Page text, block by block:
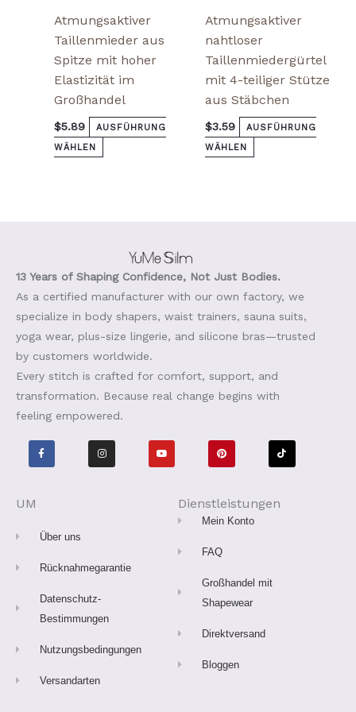
Atmungsaktiver
Taillenmieder aus
Spitze mit hoher
Elastizität im
Großhandel
$5.89
AUSFÜHRUNG
WÄHLEN
Atmungsaktiver
nahtloser
Taillenmiedergürtel
mit 4-teiliger Stütze
aus Stäbchen
$3.59
AUSFÜHRUNG
WÄHLEN
13 Years of Shaping Confidence, Not Just Bodies.
As a certified manufacturer with our own factory, we
specialize in body shapers, waist trainers, sauna suits,
yoga wear, plus-size lingerie, and silicone bras—trusted
by customers worldwide.
Every stitch is crafted for comfort, support, and
transformation. Because real change begins with
feeling empowered.
F
a
c
e
I
n
s
t
Y
o
u
t
P
i
n
t
s
t
T
i
k
t
UM
Über uns
Rücknahmegarantie
Datenschutz-
Bestimmungen
Nutzungsbedingungen
Versandarten
Dienstleistungen
Mein Konto
FAQ
Großhandel mit
Shapewear
Direktversand
Bloggen